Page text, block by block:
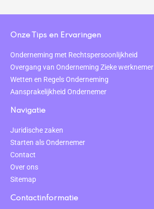
Onze Tips en Ervaringen
Onderneming met Rechtspersoonlijkheid
Overgang van Onderneming Zieke werknemer
Wetten en Regels Onderneming
Aansprakelijkheid Ondernemer
Navigatie
Juridische zaken
Starten als Ondernemer
Contact
Over ons
Sitemap
Contactinformatie